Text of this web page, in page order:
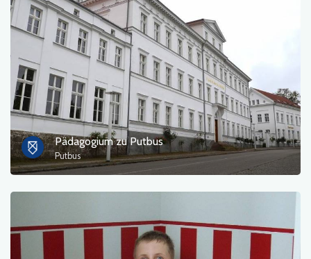
Pädagogium zu Putbus
Putbus
Fotos
Sonstiges
sortieren nach
OK